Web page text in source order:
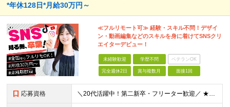
*年休128日*月給30万円～
≪フルリモート可≫ 経験・スキル不問！デザイ
ン・動画編集などのスキルを身に着けてSNSクリ
エイターデビュー！
未経験歓迎 学歴不問 ベテランOK
完全週休2日 賞与複数月 面接1回
応募資格 ＼20代活躍中！第二新卒・フリーター歓迎／ ★未経験歓迎！学歴・転職回数不問★ ◎Instagram／TikTok／X／YouTubeなど、 SNSを見るのが好きな方大歓迎です♪ ＼100％ポテ